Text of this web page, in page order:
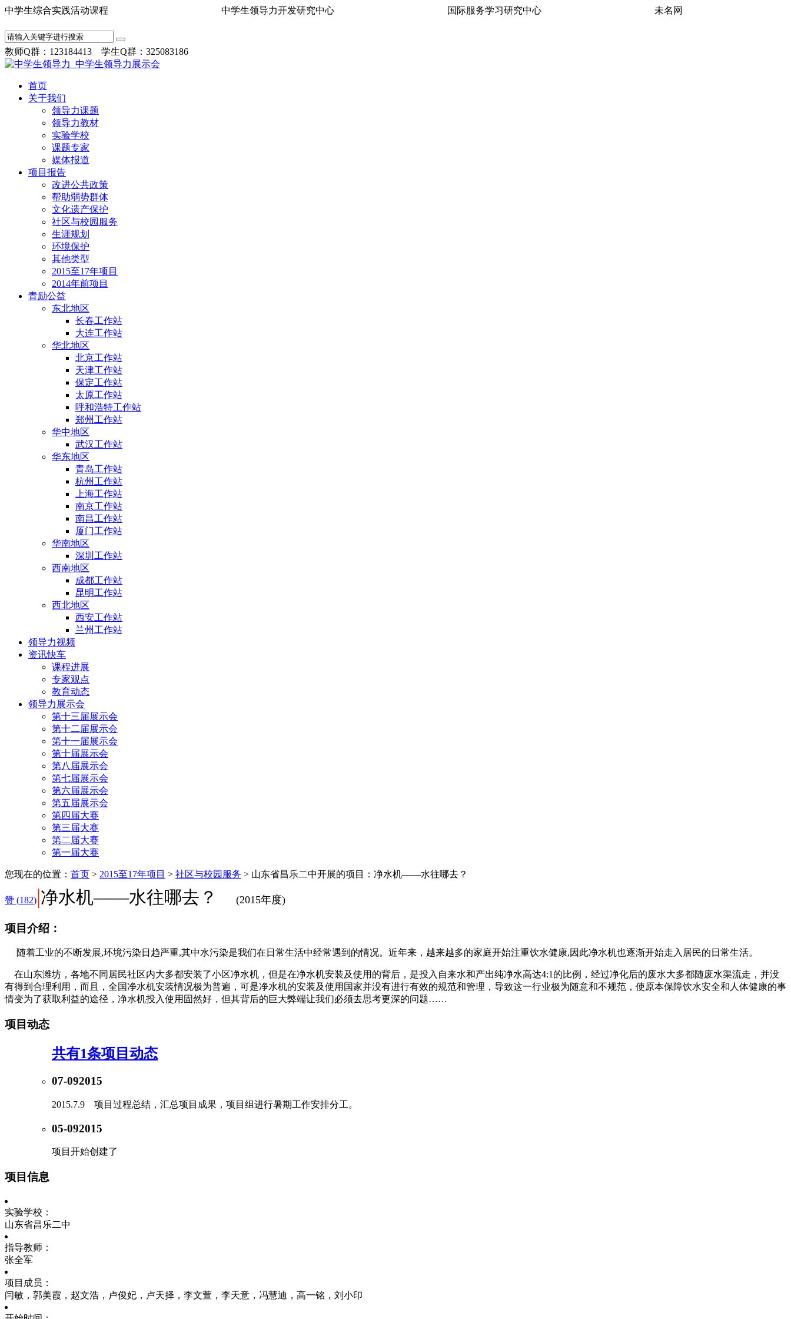
中学生综合实践活动课程 中学生领导力开发研究中心 国际服务学习研究中心 未名网
教师Q群：123184413 学生Q群：325083186
首页
关于我们
领导力课题
领导力教材
实验学校
课题专家
媒体报道
项目报告
改进公共政策
帮助弱势群体
文化遗产保护
社区与校园服务
生涯规划
环境保护
其他类型
2015至17年项目
2014年前项目
青励公益
东北地区
长春工作站
大连工作站
华北地区
北京工作站
天津工作站
保定工作站
太原工作站
呼和浩特工作站
郑州工作站
华中地区
武汉工作站
华东地区
青岛工作站
杭州工作站
上海工作站
南京工作站
南昌工作站
厦门工作站
华南地区
深圳工作站
西南地区
成都工作站
昆明工作站
西北地区
西安工作站
兰州工作站
领导力视频
资讯快车
课程进展
专家观点
教育动态
领导力展示会
第十三届展示会
第十二届展示会
第十一届展示会
第十届展示会
第八届展示会
第七届展示会
第六届展示会
第五届展示会
第四届大赛
第三届大赛
第二届大赛
第一届大赛
您现在的位置： 首页 > 2015至17年项目 > 社区与校园服务 > 山东省昌乐二中开展的项目：净水机——水往哪去？
赞 (182)|净水机——水往哪去？ (2015年度)
项目介绍：
随着工业的不断发展,环境污染日趋严重,其中水污染是我们在日常生活中经常遇到的情况。近年来，越来越多的家庭开始注重饮水健康,因此净水机也逐渐开始走入居民的日常生活。
在山东潍坊，各地不同居民社区内大多都安装了小区净水机，但是在净水机安装及使用的背后，是投入自来水和产出纯净水高达4:1的比例，经过净化后的废水大多都随废水渠流走，并没
有得到合理利用，而且，全国净水机安装情况极为普遍，可是净水机的安装及使用国家并没有进行有效的规范和管理，导致这一行业极为随意和不规范，使原本保障饮水安全和人体健康的事
情变为了获取利益的途径，净水机投入使用固然好，但其背后的巨大弊端让我们必须去思考更深的问题……
项目动态
共有1条项目动态
07-092015
2015.7.9 项目过程总结，汇总项目成果，项目组进行暑期工作安排分工。
05-092015
项目开始创建了
项目信息
实验学校：
山东省昌乐二中
指导教师：
张全军
项目成员：
闫敏，郭美霞，赵文浩，卢俊妃，卢天择，李文萱，李天意，冯慧迪，高一铭，刘小印